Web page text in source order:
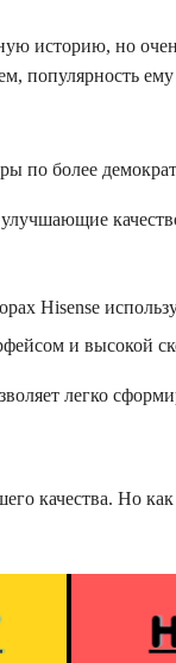
историю, но
популярность
по более
Hisense
и высокой
легко
качества. Но